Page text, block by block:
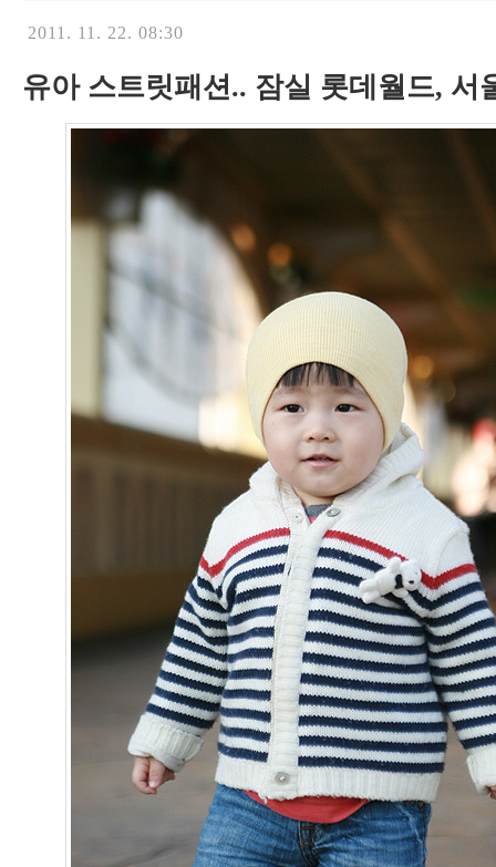
2011. 11. 22. 08:30
유아 스트릿패션.. 잠실 롯데월드, 서